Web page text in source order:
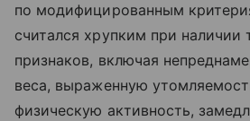
по модифицированным
считался хрупким при наличии
признаков, включая
веса, выраженную
физическую активность,